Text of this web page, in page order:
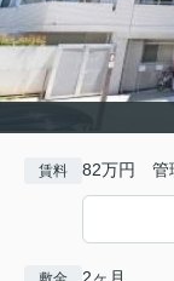
賃料 82万円 管